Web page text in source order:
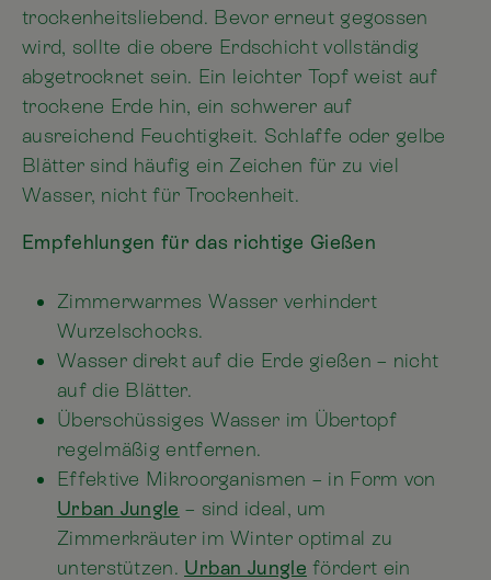
trockenheitsliebend. Bevor erneut gegossen
wird, sollte die obere Erdschicht vollständig
abgetrocknet sein. Ein leichter Topf weist auf
trockene Erde hin, ein schwerer auf
ausreichend Feuchtigkeit. Schlaffe oder gelbe
Blätter sind häufig ein Zeichen für zu viel
Wasser, nicht für Trockenheit.
Empfehlungen für das richtige Gießen
Zimmerwarmes Wasser verhindert
Wurzelschocks.
Wasser direkt auf die Erde gießen – nicht
auf die Blätter.
Überschüssiges Wasser im Übertopf
regelmäßig entfernen.
Effektive Mikroorganismen – in Form von
Urban Jungle – sind ideal, um
Zimmerkräuter im Winter optimal zu
unterstützen. Urban Jungle fördert ein